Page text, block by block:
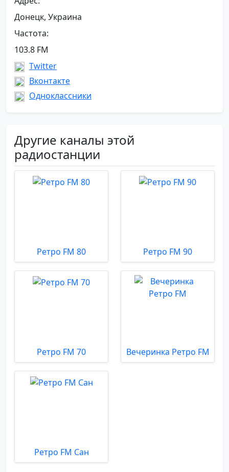
Донецк, Украина
Частота:
103.8 FM
Twitter
Вконтакте
Одноклассники
Другие каналы этой
радиостанции
Ретро FM 80 Ретро FM 90
Ретро FM 70 Вечеринка Ретро FM
Ретро FM Сан